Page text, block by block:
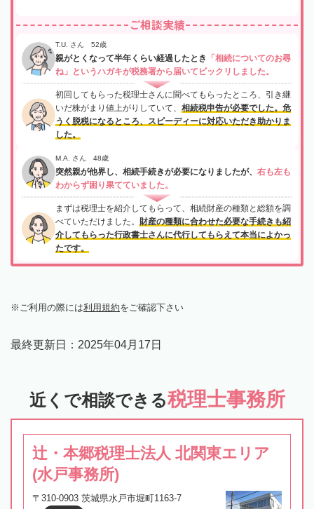
ご相談実績
T.U. さん 52歳
親がとくなって半年くらい経過したとき
「相続についてのお尋
ね」というハガキが税務署から届いてビックリしました。
初回してもらった税理士さんに聞べてもらったところ、引き継
いだ株がまり値上がりしていて、 相続税申告が必要でした。危
うく脱税になるところ、スピーディーに対応いただき助かりま
した。
M.A. さん 48歳
突然親が他界し、相続手続きが必要になりましたが、 右も左も
わからず困り果てていました。
まずは税理士を紹介してもらって、相続財産の種類と総額を調
べていただけました。 財産の種類に合わせた必要な手続きも紹
介してもらった行政書士さんに代行してもらえて本当によかっ
たです。
ご利用の際には利用規約をご確認下さい
最終更新日： 2025年04月17日
近くで相談できる税理士事務所
辻・本郷税理士法人 北関東エリア
(水戸事務所)
〒310-0903 茨城県水戸市堀町1163-7